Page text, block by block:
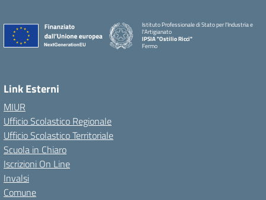
Istituto Professionale di Stato per l'Industria e
l'Artigianato
IPSIA "Ostilio Ricci"
Fermo
Link Esterni
MIUR
Ufficio Scolastico Regionale
Ufficio Scolastico Territoriale
Scuola in Chiaro
Iscrizioni On Line
Invalsi
Comune